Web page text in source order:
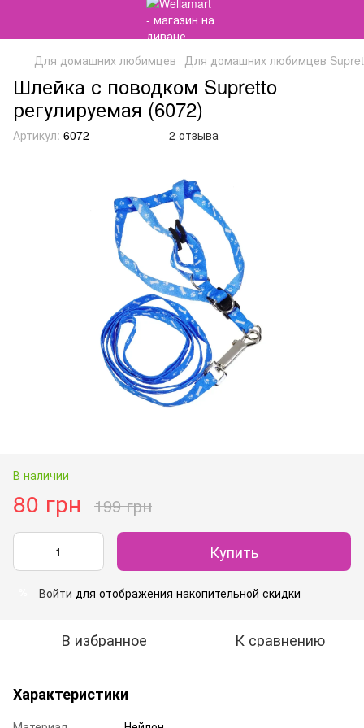
Для домашних любимцев Для домашних любимцев
Шлейка с поводком Supretto
регулируемая (6072)
Артикул: 6072 2 отзыва
В наличии
80 грн 199 грн
Купить
Войти для отображения накопительной скидки
В избранное К сравнению
Характеристики